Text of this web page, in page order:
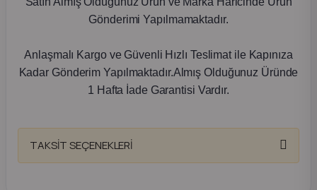
Gönderimi Yapılmamaktadır.
Anlaşmalı Kargo ve Güvenli Hızlı Teslimat ile Kapınıza
Kadar Gönderim Yapılmaktadır.Almış Olduğunuz Üründe
1 Hafta İade Garantisi Vardır.
TAKSİT SEÇENEKLERİ